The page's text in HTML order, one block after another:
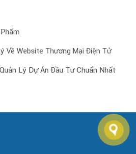
Về Website Thương Mại Điện Tử
Lý Dự Án Đầu Tư Chuẩn Nhất